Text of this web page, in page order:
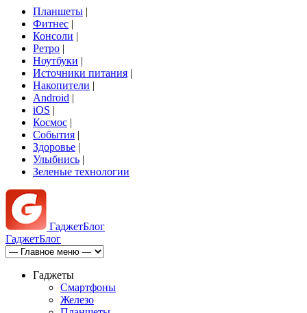
Планшеты |
Фитнес |
Консоли |
Ретро |
Ноутбуки |
Источники питания |
Накопители |
Android |
iOS |
Космос |
События |
Здоровье |
Улыбнись |
Зеленые технологии
ГаджетБлог
ГаджетБлог
Гаджеты
Смартфоны
Железо